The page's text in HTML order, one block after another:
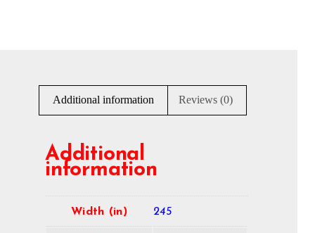
Additional information Reviews (0)
Additional
information
Width (in) 245